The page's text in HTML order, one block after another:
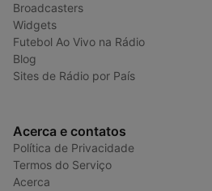
Broadcasters
Widgets
Futebol Ao Vivo na Rádio
Blog
Sites de Rádio por País
Acerca e contatos
Política de Privacidade
Termos do Serviço
Acerca